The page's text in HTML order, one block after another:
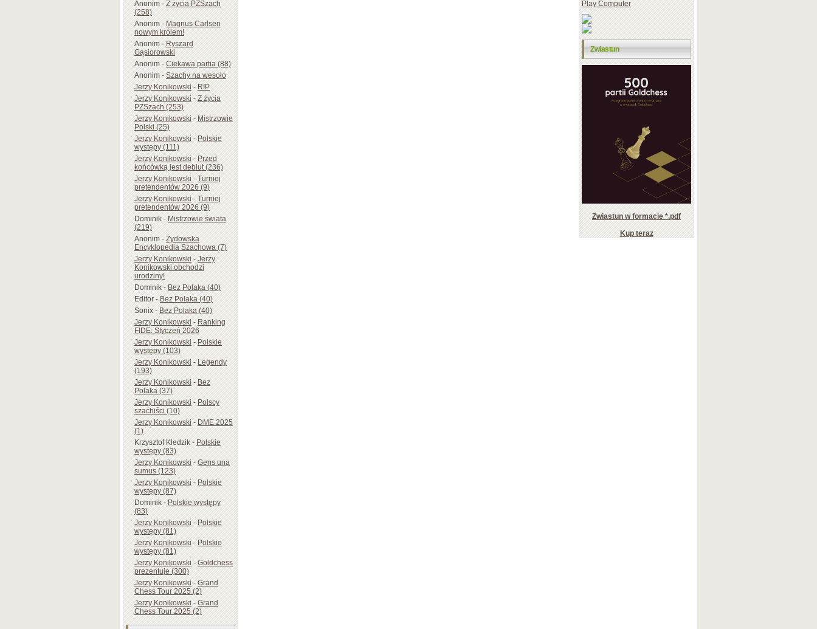
Anonim-Z życia PZSzach
(258)
Anonim-Magnus Carlsen
nowym królem!
Anonim-Ryszard
Gąsiorowski
Anonim-Ciekawa partia (88)
Anonim-Szachy na wesoło
Jerzy Konikowski-RIP
Jerzy Konikowski-Z życia
PZSzach (253)
Jerzy Konikowski-Mistrzowie
Polski (25)
Jerzy Konikowski-Polskie
występy (111)
Jerzy Konikowski-Przed
końcówką jest debiut (236)
Jerzy Konikowski-Turniej
pretendentów 2026 (9)
Jerzy Konikowski-Turniej
pretendentów 2026 (9)
Dominik-Mistrzowie świata
(219)
Anonim-Żydowska
Encyklopedia Szachowa (7)
Jerzy Konikowski-Jerzy
Konikowski obchodzi
urodziny!
Dominik-Bez Polaka (40)
Editor-Bez Polaka (40)
Sonix-Bez Polaka (40)
Jerzy Konikowski-Ranking
FIDE: Styczeń 2026
Jerzy Konikowski-Polskie
występy (103)
Jerzy Konikowski-Legendy
(193)
Jerzy Konikowski-Bez
Polaka (37)
Jerzy Konikowski-Polscy
szachiści (10)
Jerzy Konikowski-DME 2025
(1)
Krzysztof Kledzik-Polskie
występy (83)
Jerzy Konikowski-Gens una
sumus (123)
Jerzy Konikowski-Polskie
występy (87)
Dominik-Polskie występy
(83)
Jerzy Konikowski-Polskie
występy (81)
Jerzy Konikowski-Polskie
występy (81)
Jerzy Konikowski-Goldchess
prezentuje (300)
Jerzy Konikowski-Grand
Chess Tour 2025 (2)
Jerzy Konikowski-Grand
Chess Tour 2025 (2)
Play Computer
Zwiastun
Zwiastun w formacie *.pdf
Kup teraz